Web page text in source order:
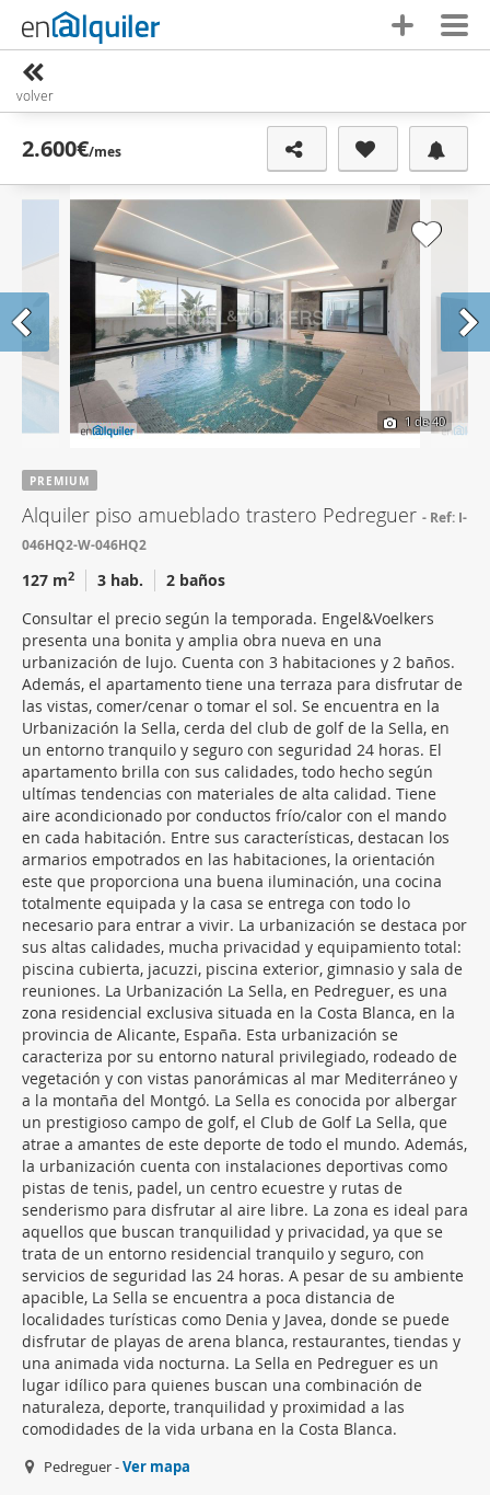
volver
2.600€/mes
1 de 40
PREMIUM
Alquiler piso amueblado trastero Pedreguer
Ref: I-
046HQ2-W-046HQ2
127 m2 3 hab.
2 baños
Consultar el precio según la temporada. Engel&Voelkers
presenta una bonita y amplia obra nueva en una
urbanización de lujo. Cuenta con 3 habitaciones y 2 baños.
Además, el apartamento tiene una terraza para disfrutar de
las vistas, comer/cenar o tomar el sol. Se encuentra en la
Urbanización la Sella, cerda del club de golf de la Sella, en
un entorno tranquilo y seguro con seguridad 24 horas. El
apartamento brilla con sus calidades, todo hecho según
ultímas tendencias con materiales de alta calidad. Tiene
aire acondicionado por conductos frío/calor con el mando
en cada habitación. Entre sus características, destacan los
armarios empotrados en las habitaciones, la orientación
este que proporciona una buena iluminación, una cocina
totalmente equipada y la casa se entrega con todo lo
necesario para entrar a vivir. La urbanización se destaca por
sus altas calidades, mucha privacidad y equipamiento total:
piscina cubierta, jacuzzi, piscina exterior, gimnasio y sala de
reuniones. La Urbanización La Sella, en Pedreguer, es una
zona residencial exclusiva situada en la Costa Blanca, en la
provincia de Alicante, España. Esta urbanización se
caracteriza por su entorno natural privilegiado, rodeado de
vegetación y con vistas panorámicas al mar Mediterráneo y
a la montaña del Montgó. La Sella es conocida por albergar
un prestigioso campo de golf, el Club de Golf La Sella, que
atrae a amantes de este deporte de todo el mundo. Además,
la urbanización cuenta con instalaciones deportivas como
pistas de tenis, padel, un centro ecuestre y rutas de
senderismo para disfrutar al aire libre. La zona es ideal para
aquellos que buscan tranquilidad y privacidad, ya que se
trata de un entorno residencial tranquilo y seguro, con
servicios de seguridad las 24 horas. A pesar de su ambiente
apacible, La Sella se encuentra a poca distancia de
localidades turísticas como Denia y Javea, donde se puede
disfrutar de playas de arena blanca, restaurantes, tiendas y
una animada vida nocturna. La Sella en Pedreguer es un
lugar idílico para quienes buscan una combinación de
naturaleza, deporte, tranquilidad y proximidad a las
comodidades de la vida urbana en la Costa Blanca.
Pedreguer -Ver mapa